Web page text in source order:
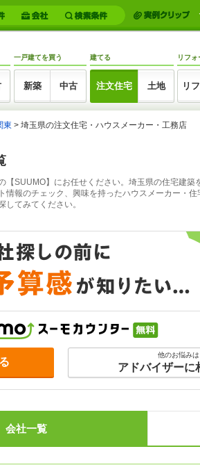
一戸建てを買う
新築 中古
建てる
注文住宅 土地
リフォ
リ
東 埼玉県の注文住宅・ハウスメーカー・工務店
SUUMO】にお任せください。埼玉県の住宅建
報のチェック、興味を持ったハウスメーカー・
てみてください。
他のお悩みは
アドバイザーに
会社一覧